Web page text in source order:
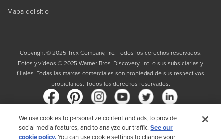
Mapa del sitio
Copyright © 2025 Trex Company, Inc. Todos los derechos reservados.
Fotos y vídeos © 2025 Warner Bros. Discovery, Inc. o sus subsidiarias y
filiales. Todas las marcas comerciales son propiedad de sus respectivos
propietarios. Todos los derechos reservados.
País
We use cookies to personalize content and ads, to provide
social media features, and to analyze our traffic.See our
cookie policy.You can use cookie settings to change your